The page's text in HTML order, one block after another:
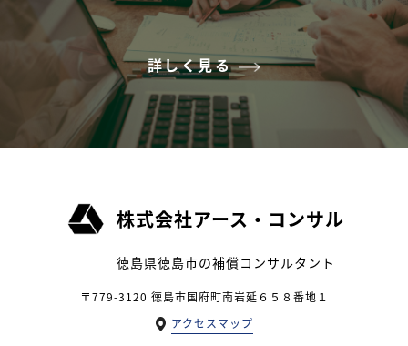
詳しく見る
株式会社アース・コンサル
徳島県徳島市の補償コンサルタント
〒779-3120 徳島市国府町南岩延６５８番地１
アクセスマップ